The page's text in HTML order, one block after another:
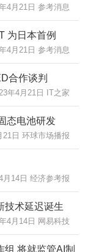
4月21日 参考消息
为日本首例
4月21日 参考消息
合作谈判
年4月21日 IT之家
态电池研发
21日 环球市场播报
月14日 经济参考报
技术延迟诞生
4月14日 网易科技
将就监管AI制